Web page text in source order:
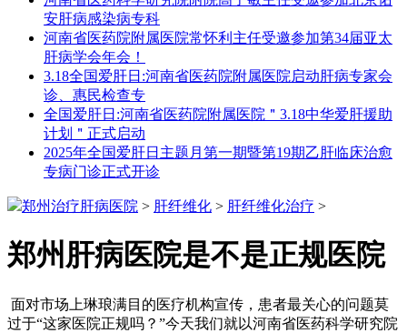
安肝病感染病专科
河南省医药院附属医院常怀利主任受邀参加第34届亚太
肝病学会年会！
3.18全国爱肝日:河南省医药院附属医院启动肝病专家会
诊、惠民检查专
全国爱肝日:河南省医药院附属医院＂3.18中华爱肝援助
计划＂正式启动
2025年全国爱肝日主题月第一期暨第19期乙肝临床治愈
专病门诊正式开诊
郑州治疗肝病医院 > 肝纤维化 > 肝纤维化治疗 >
郑州肝病医院是不是正规医院
面对市场上琳琅满目的医疗机构宣传，患者最关心的问题莫
过于“这家医院正规吗？”今天我们就以河南省医药科学研究院